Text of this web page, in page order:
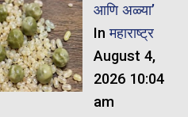
आणि अळ्या’
Inमहाराष्ट्र
August 4,
2026 10:04
am